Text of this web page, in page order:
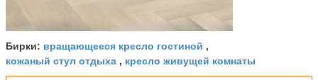
Бирки: вращающееся кресло гостиной ,
кожаный стул отдыха , кресло живущей комнаты